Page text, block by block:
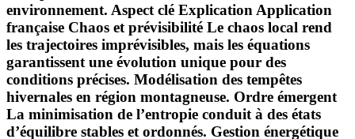
environnement. Aspect clé Explication Application
française Chaos et prévisibilité Le chaos local rend
les trajectoires imprévisibles, mais les équations
garantissent une évolution unique pour des
conditions précises. Modélisation des tempêtes
hivernales en région montagneuse. Ordre émergent
La minimisation de l’entropie conduit à des états
d’équilibre stables et ordonnés. Gestion énergétique